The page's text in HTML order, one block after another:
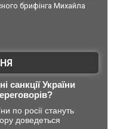
брифінга Михайла
санкції України
по росії стануть
доведеться